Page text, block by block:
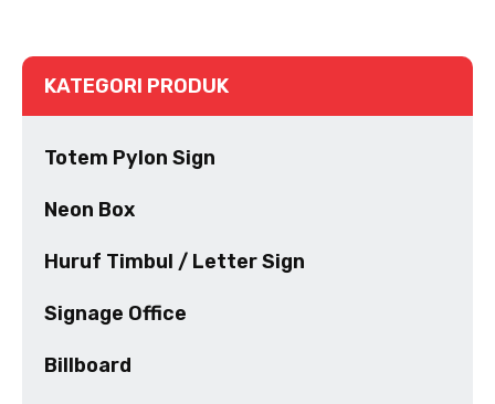
KATEGORI PRODUK
Totem Pylon Sign
Neon Box
Huruf Timbul / Letter Sign
Signage Office
Billboard